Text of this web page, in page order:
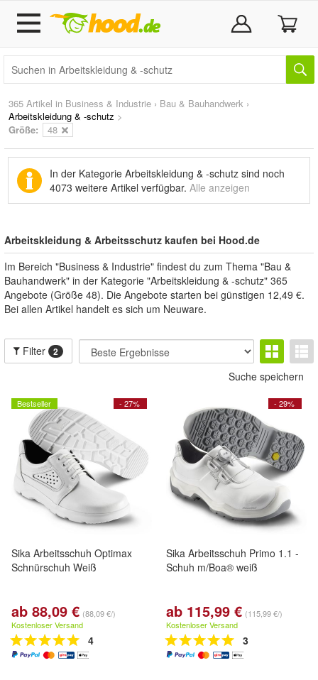
365 Artikel in Business & Industrie › Bau & Bauhandwerk ›
Arbeitskleidung & -schutz >
Größe:
48
In der Kategorie Arbeitskleidung & -schutz sind noch
4073 weitere Artikel verfügbar. Alle anzeigen
Arbeitskleidung & Arbeitsschutz kaufen bei Hood.de
Im Bereich "Business & Industrie" findest du zum Thema "Bau &
Bauhandwerk" in der Kategorie "Arbeitskleidung & -schutz" 365
Angebote (Größe 48). Die Angebote starten bei günstigen 12,49 €.
Bei allen Artikel handelt es sich um Neuware.
Filter 2
Suche speichern
- 27%
Bestseller
Sika Arbeitsschuh Optimax
Schnürschuh Weiß
ab 88,09 € (88,09 €/)
Kostenloser Versand
4
- 29%
Sika Arbeitsschuh Primo 1.1 -
Schuh m/Boa® weiß
ab 115,99 € (115,99 €/)
Kostenloser Versand
3